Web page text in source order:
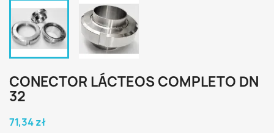
CONECTOR LÁCTEOS COMPLETO DN
32
71,34 zł